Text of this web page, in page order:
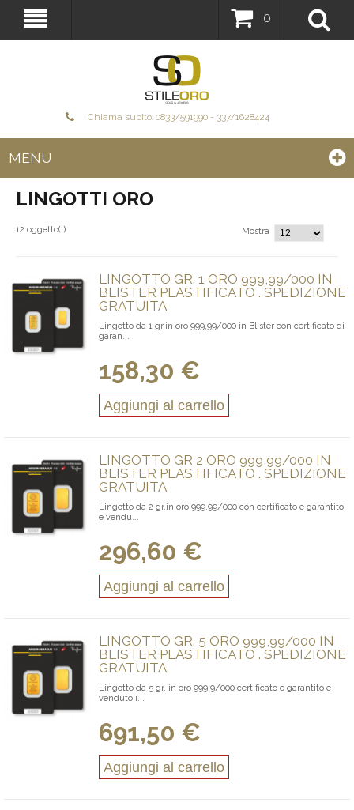
0
Chiama subito: 0833/591990 - 337/1628424
MENU
LINGOTTI ORO
12 oggetto(i) Mostra
LINGOTTO GR. 1 ORO 999,99/000 IN
BLISTER PLASTIFICATO . SPEDIZIONE
GRATUITA
Lingotto da 1 gr.in oro 999,99/000 in Blister con certificato di
garan...
158,30 €
Aggiungi al carrello
LINGOTTO GR 2 ORO 999,99/000 IN
BLISTER PLASTIFICATO . SPEDIZIONE
GRATUITA
Lingotto da 2 gr.in oro 999,99/000 con certificato e garantito
e vendu...
296,60 €
Aggiungi al carrello
LINGOTTO GR. 5 ORO 999,99/000 IN
BLISTER PLASTIFICATO . SPEDIZIONE
GRATUITA
Lingotto da 5 gr. in oro 999,9/000 certificato e garantito e
venduto i...
691,50 €
Aggiungi al carrello